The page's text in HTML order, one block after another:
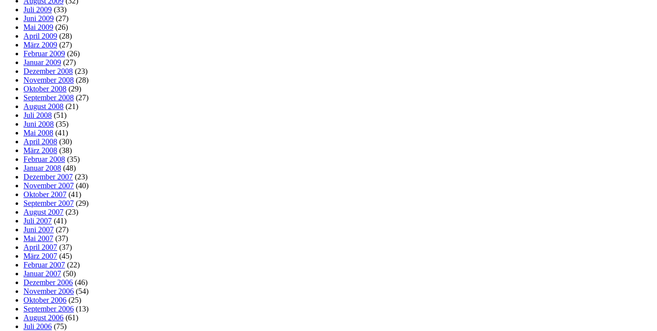
Juli 2009 (33)
Juni 2009 (27)
Mai 2009 (26)
April 2009 (28)
März 2009 (27)
Februar 2009 (26)
Januar 2009 (27)
Dezember 2008 (23)
November 2008 (28)
Oktober 2008 (29)
September 2008 (27)
August 2008 (21)
Juli 2008 (51)
Juni 2008 (35)
Mai 2008 (41)
April 2008 (30)
März 2008 (38)
Februar 2008 (35)
Januar 2008 (48)
Dezember 2007 (23)
November 2007 (40)
Oktober 2007 (41)
September 2007 (29)
August 2007 (23)
Juli 2007 (41)
Juni 2007 (27)
Mai 2007 (37)
April 2007 (37)
März 2007 (45)
Februar 2007 (22)
Januar 2007 (50)
Dezember 2006 (46)
November 2006 (54)
Oktober 2006 (25)
September 2006 (13)
August 2006 (61)
Juli 2006 (75)